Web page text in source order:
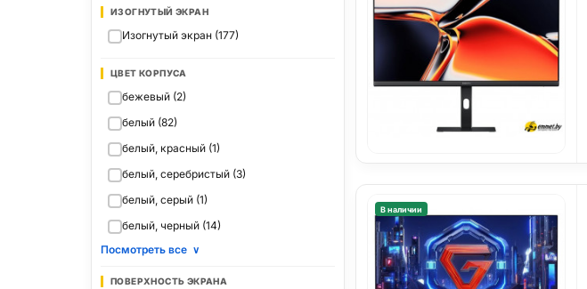
ИЗОГНУТЫЙ ЭКРАН
Изогнутый экран (177)
ЦВЕТ КОРПУСА
бежевый (2)
белый (82)
белый, красный (1)
белый, серебристый (3)
белый, серый (1)
белый, черный (14)
Посмотреть все ∨
ПОВЕРХНОСТЬ ЭКРАНА
В наличии